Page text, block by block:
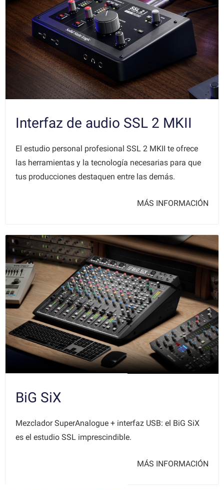
Interfaz de audio SSL 2 MKII
El estudio personal profesional SSL 2 MKII te ofrece
las herramientas y la tecnología necesarias para que
tus producciones destaquen entre las demás.
MÁS INFORMACIÓN
BiG SiX
Mezclador SuperAnalogue + interfaz USB: el BiG SiX
es el estudio SSL imprescindible.
MÁS INFORMACIÓN